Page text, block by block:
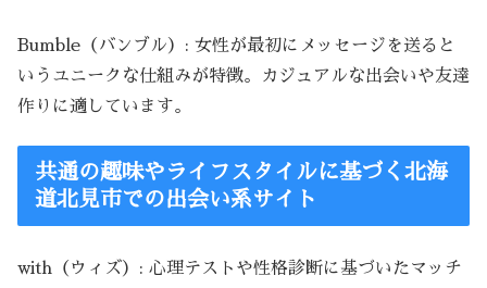
Bumble（バンブル）: 女性が最初にメッセージを送ると
いうユニークな仕組みが特徴。カジュアルな出会いや友達
作りに適しています。
共通の趣味やライフスタイルに基づく北海
道北見市での出会い系サイト
with（ウィズ）: 心理テストや性格診断に基づいたマッチ